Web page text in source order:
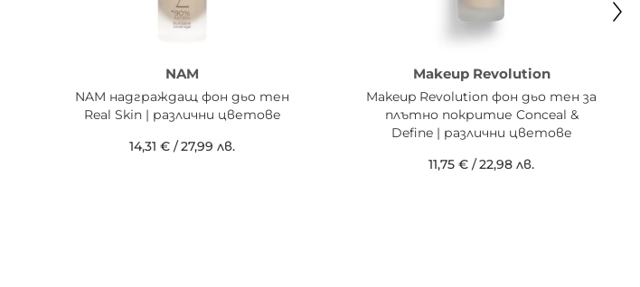
NAM
NAM надграждащ фон дьо тен
Real Skin | различни цветове
14,31 € /27,99 лв.
Makeup Revolution
Makeup Revolution фон дьо тен за
плътно покритие Conceal &
Define | различни цветове
11,75 € /22,98 лв.